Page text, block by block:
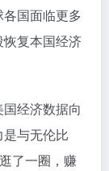
国面临更多
复本国经济
经济数据向
与无伦比
了一圈，赚